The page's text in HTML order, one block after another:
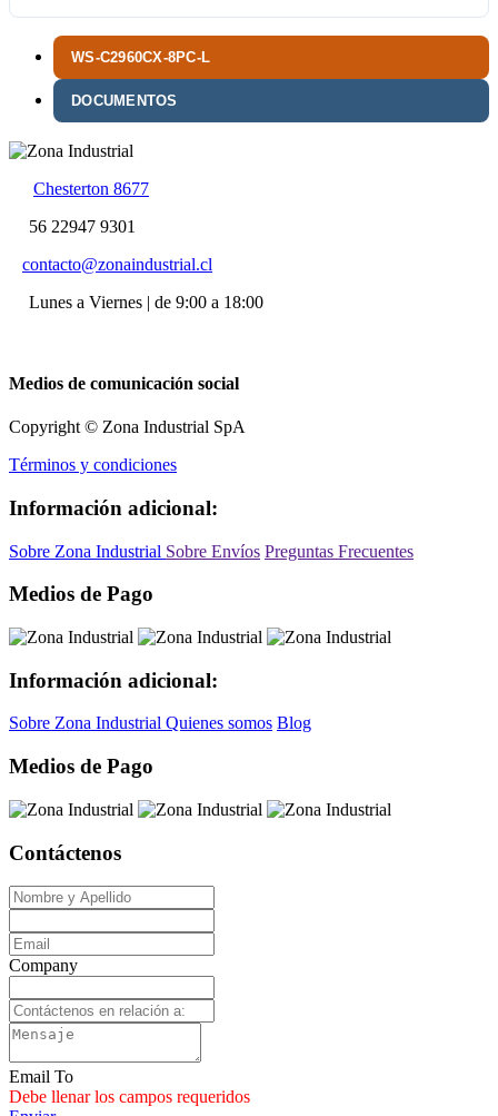
WS-C2960CX-8PC-L
DOCUMENTOS
Chesterton 8677
56 22947 9301
contacto@zonaindustrial.cl
Lunes a Viernes | de 9:00 a 18:00
Medios de comunicación social
Copyright © Zona Industrial SpA
Términos y condiciones
Información adicional:
Sobre Zona Industrial Sobre Envíos Preguntas Frecuentes
Medios de Pago
Información adicional:
Sobre Zona Industrial Quienes somos Blog
Medios de Pago
Contáctenos
Company
Email To
Debe llenar los campos requeridos